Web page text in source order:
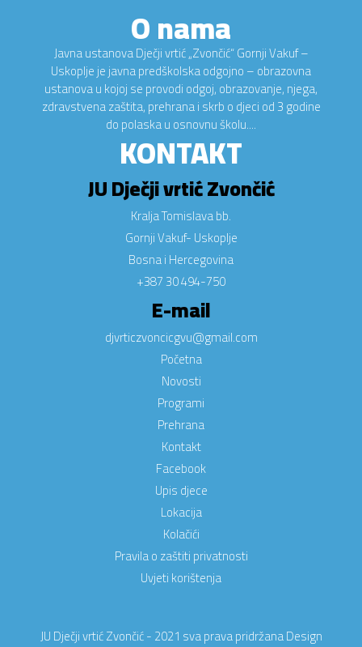
O nama
Javna ustanova Dječji vrtić „Zvončić“ Gornji Vakuf –
Uskoplje je javna predškolska odgojno – obrazovna
ustanova u kojoj se provodi odgoj, obrazovanje, njega,
zdravstvena zaštita, prehrana i skrb o djeci od 3 godine
do polaska u osnovnu školu....
KONTAKT
JU Dječji vrtić Zvončić
Kralja Tomislava bb.
Gornji Vakuf- Uskoplje
Bosna i Hercegovina
+387 30 494-750
E-mail
djvrticzvoncicgvu@gmail.com
Početna
Novosti
Programi
Prehrana
Kontakt
Facebook
Upis djece
Lokacija
Kolačići
Pravila o zaštiti privatnosti
Uvjeti korištenja
JU Dječji vrtić Zvončić - 2021 sva prava pridržanaDesign